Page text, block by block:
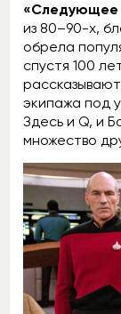
«Следующее
из 80–90-х,
обрела
спустя 100
экипажа под
Здесь и Q, и
множество